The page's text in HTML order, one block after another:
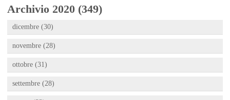
Archivio 2020 (349)
dicembre (30)
novembre (28)
ottobre (31)
settembre (28)